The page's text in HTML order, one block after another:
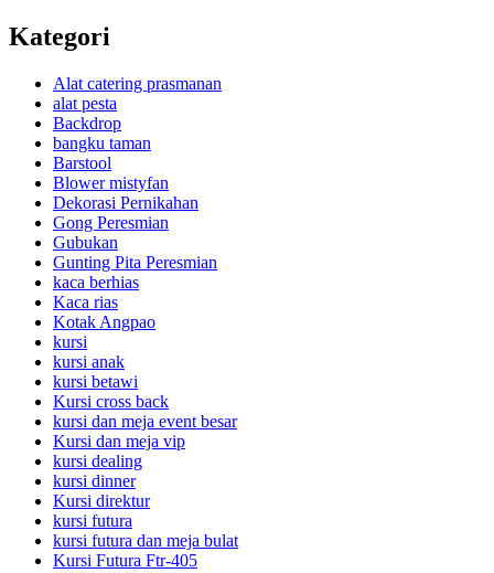
Kategori
Alat catering prasmanan
alat pesta
Backdrop
bangku taman
Barstool
Blower mistyfan
Dekorasi Pernikahan
Gong Peresmian
Gubukan
Gunting Pita Peresmian
kaca berhias
Kaca rias
Kotak Angpao
kursi
kursi anak
kursi betawi
Kursi cross back
kursi dan meja event besar
Kursi dan meja vip
kursi dealing
kursi dinner
Kursi direktur
kursi futura
kursi futura dan meja bulat
Kursi Futura Ftr-405